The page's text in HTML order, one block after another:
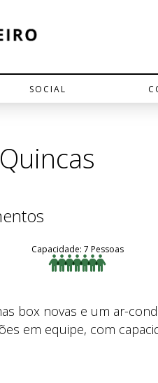
SOCIAL
Capacidade: 7 Pessoas
box novas e um ar-
em equipe, com